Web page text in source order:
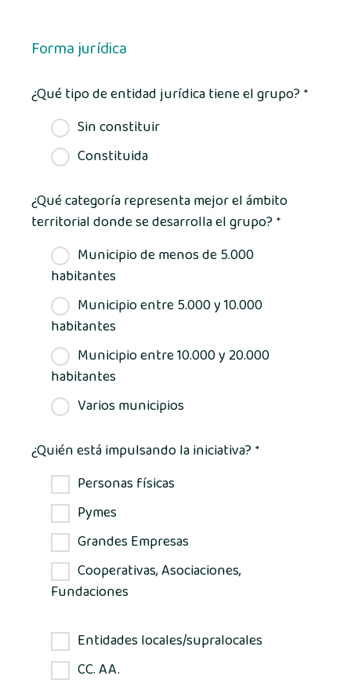
Forma jurídica
¿Qué tipo de entidad jurídica tiene el grupo? *
Sin constituir
Constituida
¿Qué categoría representa mejor el ámbito
territorial donde se desarrolla el grupo? *
Municipio de menos de 5.000
habitantes
Municipio entre 5.000 y 10.000
habitantes
Municipio entre 10.000 y 20.000
habitantes
Varios municipios
¿Quién está impulsando la iniciativa? *
Personas físicas
Pymes
Grandes Empresas
Cooperativas, Asociaciones,
Fundaciones
Entidades locales/supralocales
CC. AA.